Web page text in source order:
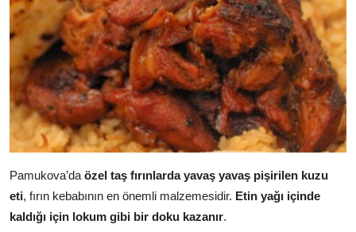
Pamukova’da özel taş fırınlarda yavaş yavaş pişirilen kuzu
eti, fırın kebabının en önemli malzemesidir. Etin yağı içinde
kaldığı için lokum gibi bir doku kazanır.